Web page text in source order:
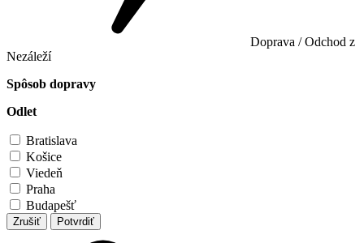
Doprava / Odchod z
Nezáleží
Spôsob dopravy
Odlet
Bratislava
Košice
Viedeň
Praha
Budapešť
Zrušiť Potvrdiť